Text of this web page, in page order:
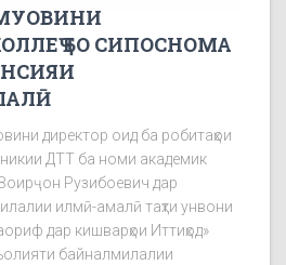
БО СИПОСНОМА
директор оид ба робитаҳои
ДТТ ба номи академик
Рузибоевич дар
илмӣ-амалӣ таҳти унвони
дар кишварҳои Иттиҳод»
байналмилалии